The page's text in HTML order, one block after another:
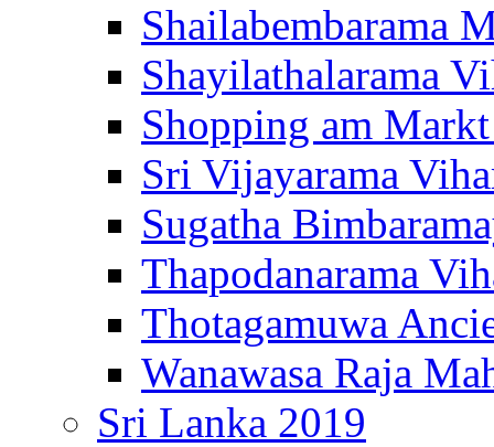
Shailabembarama
Shayilathalarama
Shopping am
Sri Vijayarama
Sugatha
Thapodanarama
Thotagamuwa
Wanawasa Raja
Sri Lanka 2019